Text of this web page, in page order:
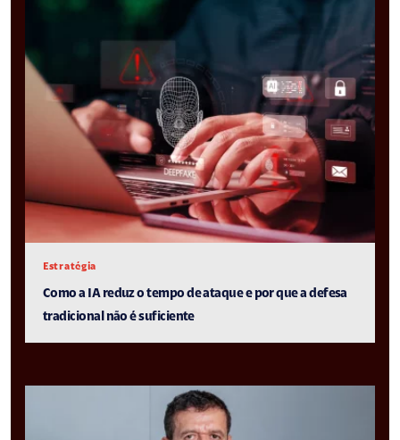
Estratégia
Como a IA reduz o tempo de ataque e por que a defesa
tradicional não é suficiente